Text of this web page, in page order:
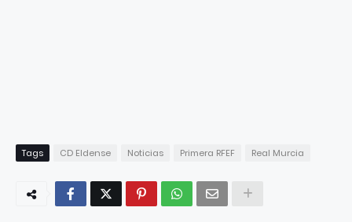
Tags CD Eldense Noticias Primera RFEF Real Murcia